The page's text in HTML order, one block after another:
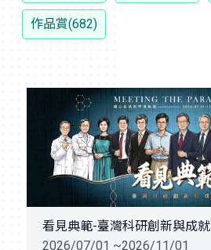
作品賞(682)
看見典範-臺灣科研創新與成就
2026/07/01 ~2026/11/01